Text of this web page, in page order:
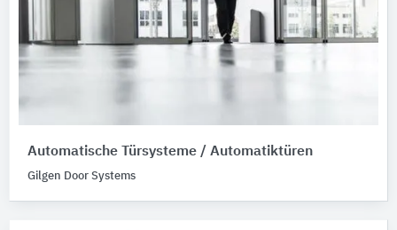
Automatische Türsysteme / Automatiktüren
Gilgen Door Systems